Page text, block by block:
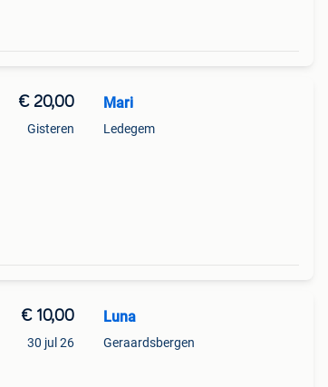
€ 20,00
Gisteren
Mari
Ledegem
€ 10,00
30 jul 26
Luna
Geraardsbergen